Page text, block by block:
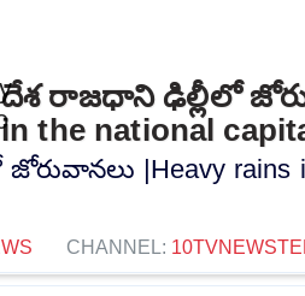
దేశ రాజధాని ఢిల్లీలో
in the national
|Heavy rains
CHANNEL: